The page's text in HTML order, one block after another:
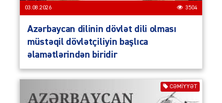
03.08.2026 3504
Azərbaycan dilinin dövlət dili olması
müstəqil dövlətçiliyin başlıca
əlamətlərindən biridir
CƏMIYYƏT